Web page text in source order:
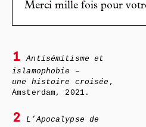
Merci mille fois pour
1
Antisémitisme et
islamophobie –
une histoire croisée ,
Amsterdam, 2021.
2
L’Apocalypse de